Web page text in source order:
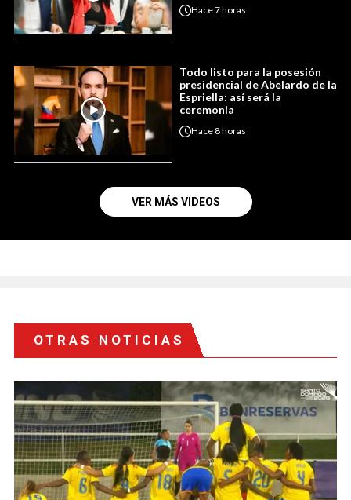
Hace7 horas
Todo listo para la posesión
presidencial de Abelardo de la
Espriella: así será la
ceremonia
Hace8 horas
VER MÁS VIDEOS
OTRAS NOTICIAS